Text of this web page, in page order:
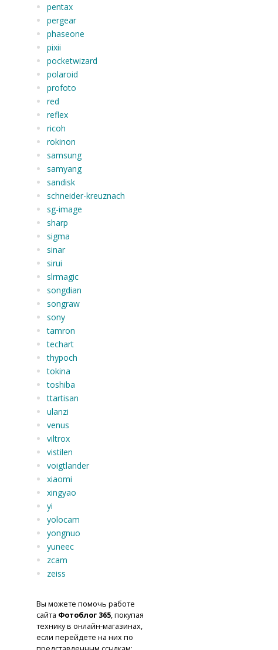
pentax
pergear
phaseone
pixii
pocketwizard
polaroid
profoto
red
reflex
ricoh
rokinon
samsung
samyang
sandisk
schneider-kreuznach
sg-image
sharp
sigma
sinar
sirui
slrmagic
songdian
songraw
sony
tamron
techart
thypoch
tokina
toshiba
ttartisan
ulanzi
venus
viltrox
vistilen
voigtlander
xiaomi
xingyao
yi
yolocam
yongnuo
yuneec
zcam
zeiss
Вы можете помочь работе
сайта Фотоблог 365, покупая
технику в онлайн-магазинах,
если перейдете на них по